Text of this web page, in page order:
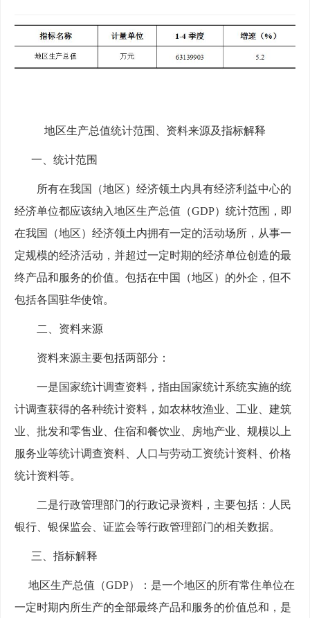
地区生产总值统计范围 、资料来源及指标解释
一、统计范围
所有在我国 （地区） 经济领土内具有经济利益中心的
经济单位都应该纳入地区生产总值（GDP）统计范围，即
在我国
（地区） 经济领土内拥有一定的活动场所，从事一
定规模的经济活动，并超过一定时期的经济单位创造的最
终产品和服务的价值。 包括在中国（地区）的外企，但不
包括各国驻华使馆。
二、资料来源
资料来源主要包括两部分：
一是国家统计调查资料，指由国家统计系统实施的统
计调查获得的各种统计资料，如农林牧渔业、 工业、建筑
业、批发和零售业、住宿和餐饮业、房地产业、规模以上
服务业等统计调查资料、人口与劳动工资统计资料、价格
统计资料等。
二是行政管理部门的行政记录资料，主要包括：人民
银行、银保监会、证监会等行政管理部门的相关数据。
三、指标解释
地区生产总值（GDP）：是一个地区的所有常住单位在
一定时期内所生产的全部最终产品和服务的价值总和，是